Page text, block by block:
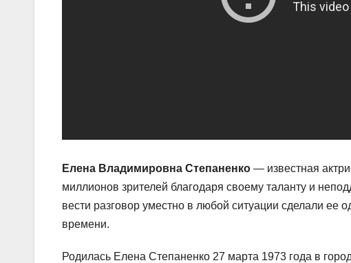
Елена Владимировна Степаненко — известная
миллионов зрителей благодаря своему таланту и
вести разговор уместно в любой ситуации сделали
времени.
Родилась Елена Степаненко 27 марта 1973 года в